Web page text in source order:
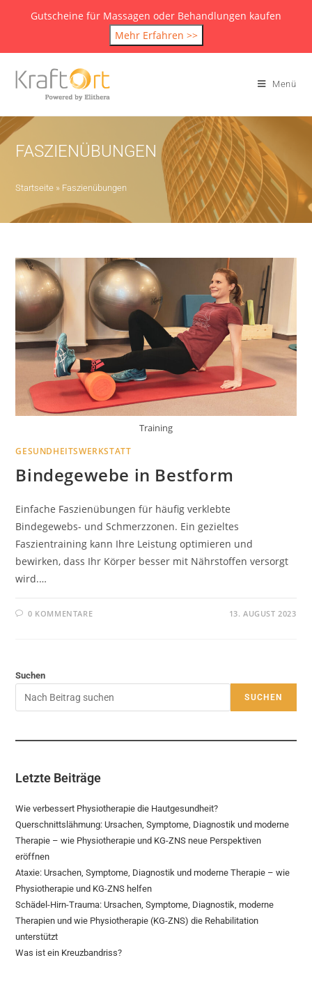
Gutscheine für Massagen oder Behandlungen kaufen
Mehr Erfahren >>
Menü
FASZIENÜBUNGEN
Startseite » Faszienübungen
Training
GESUNDHEITSWERKSTATT
Bindegewebe in Bestform
Einfache Faszienübungen für häufig verklebte
Bindegewebs- und Schmerzzonen. Ein gezieltes
Faszientraining kann Ihre Leistung optimieren und
bewirken, dass Ihr Körper besser mit Nährstoffen versorgt
wird.…
0 KOMMENTARE 13. AUGUST 2023
Suchen
SUCHEN
Letzte Beiträge
Wie verbessert Physiotherapie die Hautgesundheit?
Querschnittslähmung: Ursachen, Symptome, Diagnostik und moderne
Therapie – wie Physiotherapie und KG-ZNS neue Perspektiven
eröffnen
Ataxie: Ursachen, Symptome, Diagnostik und moderne Therapie – wie
Physiotherapie und KG-ZNS helfen
Schädel-Hirn-Trauma: Ursachen, Symptome, Diagnostik, moderne
Therapien und wie Physiotherapie (KG-ZNS) die Rehabilitation
unterstützt
Was ist ein Kreuzbandriss?